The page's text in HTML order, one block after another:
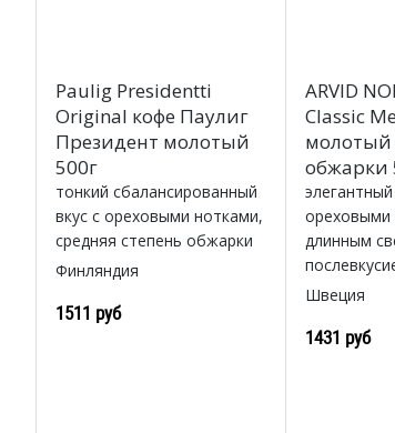
Paulig Presidentti
Original кофе Паулиг
Президент молотый
500г
тонкий сбалансированный
вкус с ореховыми нотками,
средняя степень обжарки
Финляндия
1511 руб
ARVID
Classic
молотый
обжарки
элегантный
ореховыми
длинным
Швеция
1431 руб